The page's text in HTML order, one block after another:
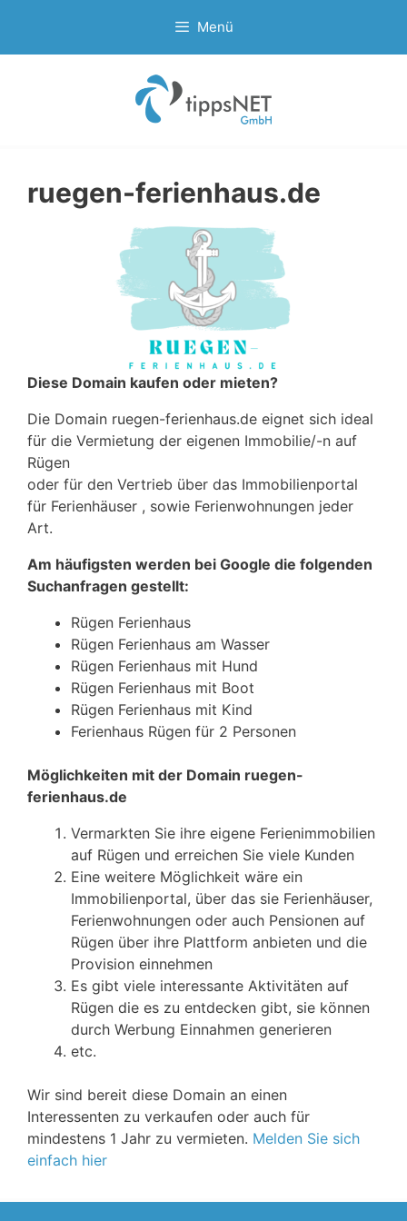
springen
Menü
ruegen-ferienhaus.de
Diese Domain kaufen oder mieten?
Die Domain ruegen-ferienhaus.de eignet sich ideal
für die Vermietung der eigenen Immobilie/-n auf
Rügen
oder für den Vertrieb über das Immobilienportal
für Ferienhäuser , sowie Ferienwohnungen jeder
Art.
Am häufigsten werden bei Google die folgenden
Suchanfragen gestellt:
Rügen Ferienhaus
Rügen Ferienhaus am Wasser
Rügen Ferienhaus mit Hund
Rügen Ferienhaus mit Boot
Rügen Ferienhaus mit Kind
Ferienhaus Rügen für 2 Personen
Möglichkeiten mit der Domain ruegen-
ferienhaus.de
Vermarkten Sie ihre eigene Ferienimmobilien
auf Rügen und erreichen Sie viele Kunden
Eine weitere Möglichkeit wäre ein
Immobilienportal, über das sie Ferienhäuser,
Ferienwohnungen oder auch Pensionen auf
Rügen über ihre Plattform anbieten und die
Provision einnehmen
Es gibt viele interessante Aktivitäten auf
Rügen die es zu entdecken gibt, sie können
durch Werbung Einnahmen generieren
etc.
Wir sind bereit diese Domain an einen
Interessenten zu verkaufen oder auch für
mindestens 1 Jahr zu vermieten. Melden Sie sich
einfach hier